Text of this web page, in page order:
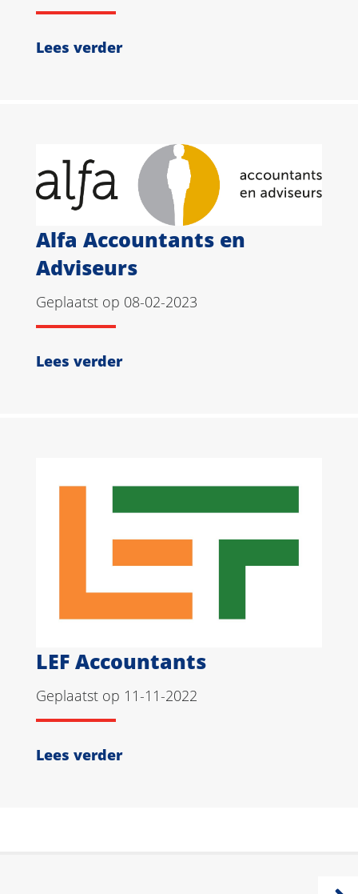
Lees verder
Alfa Accountants en
Adviseurs
Geplaatst op 08-02-2023
Lees verder
LEF Accountants
Geplaatst op 11-11-2022
Lees verder